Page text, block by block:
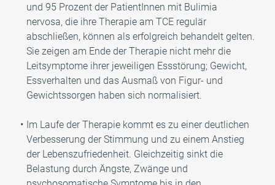
und 95 Prozent der PatientInnen mit Bulimia
nervosa, die ihre Therapie am TCE regulär
abschließen, können als erfolgreich behandelt gelten.
Sie zeigen am Ende der Therapie nicht mehr die
Leitsymptome ihrer jeweiligen Essstörung; Gewicht,
Essverhalten und das Ausmaß von Figur- und
Gewichtssorgen haben sich normalisiert.
Im Laufe der Therapie kommt es zu einer deutlichen
Verbesserung der Stimmung und zu einem Anstieg
der Lebenszufriedenheit. Gleichzeitig sinkt die
Belastung durch Ängste, Zwänge und